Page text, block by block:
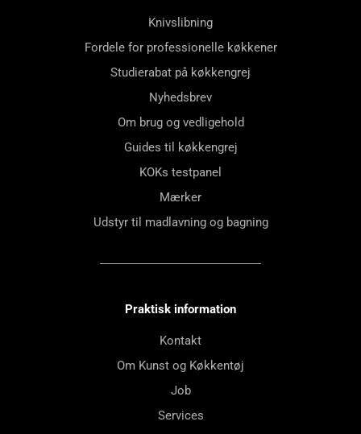
Knivslibning
Fordele for professionelle køkkener
Studierabat på køkkengrej
Nyhedsbrev
Om brug og vedligehold
Guides til køkkengrej
KOKs testpanel
Mærker
Udstyr til madlavning og bagning
Praktisk information
Kontakt
Om Kunst og Køkkentøj
Job
Services